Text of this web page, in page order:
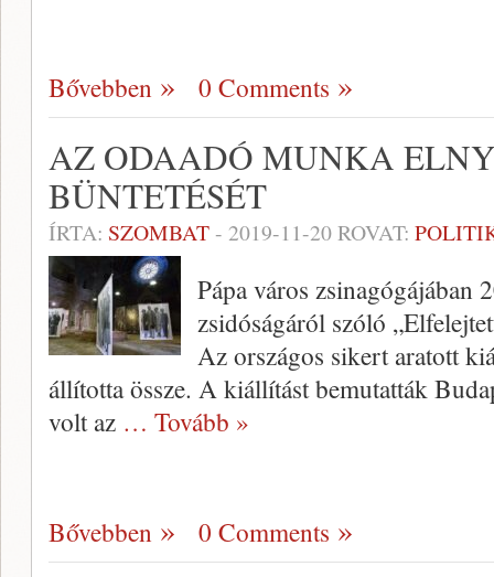
Bővebben 0 Comments
AZ ODAADÓ MUNKA
BÜNTETÉSÉT
ÍRTA: SZOMBAT- 2019-11-20ROVAT:
Pápa város zsinagógájában
zsidóságáról szóló
Az országos sikert aratott
állította össze. A kiállítást bemutatták
volt az … Tovább »
Bővebben 0 Comments